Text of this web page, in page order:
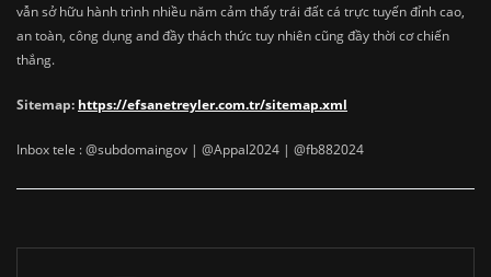
vẫn sở hữu hành trình nhiều năm cảm thấy trái đất cá trực tuyến đỉnh cao,
an toàn, công dụng and đầy thách thức tuy nhiên cũng đầy thời cơ chiến
thắng.
Sitemap: https://efsanetreyler.com.tr/sitemap.xml
Inbox tele : @subdomaingov | @Appal2024 | @fb882024